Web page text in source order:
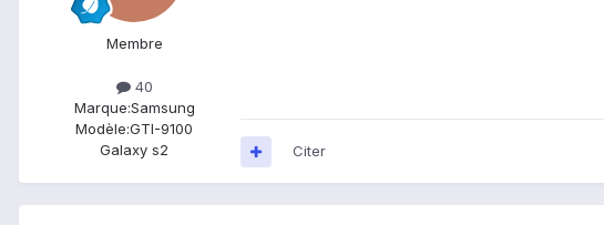
Membre
40
Marque:Samsung
Modèle:GTI-9100
Galaxy s2
Citer